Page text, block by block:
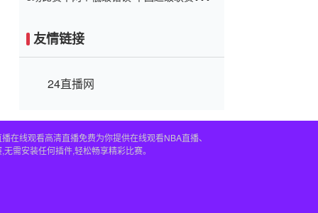
友情链接
24直播网
线观看高清直播免费为你提供在线观看NBA直播、
需安装任何插件,轻松畅享精彩比赛。